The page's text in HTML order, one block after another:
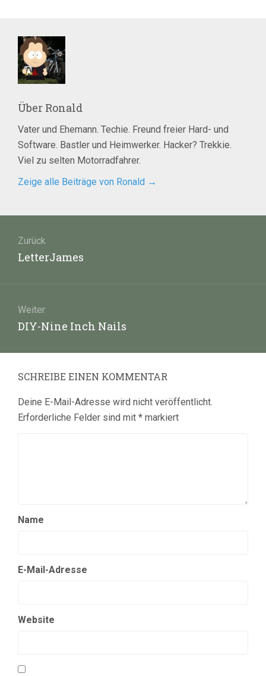
Über Ronald
Vater und Ehemann. Techie. Freund freier Hard- und
Software. Bastler und Heimwerker. Hacker? Trekkie.
Viel zu selten Motorradfahrer.
Zeige alle Beiträge von Ronald →
Zurück
Vorheriger
LetterJames
Weiter
Nächster
DIY-Nine Inch Nails
SCHREIBE EINEN KOMMENTAR
Deine E-Mail-Adresse wird nicht veröffentlicht.
Erforderliche Felder sind mit * markiert
Name
E-Mail-Adresse
Website